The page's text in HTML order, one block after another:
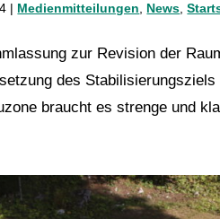
| Medienmitteilungen, News,
zur Revision der
des
braucht es strenge und